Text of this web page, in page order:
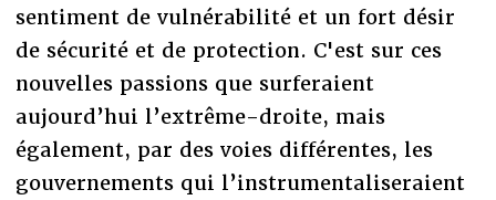
sentiment de vulnérabilité et un fort désir
de sécurité et de protection. C'est sur ces
nouvelles passions que surferaient
aujourd’hui l’extrême-droite, mais
également, par des voies différentes, les
gouvernements qui l’instrumentaliseraient